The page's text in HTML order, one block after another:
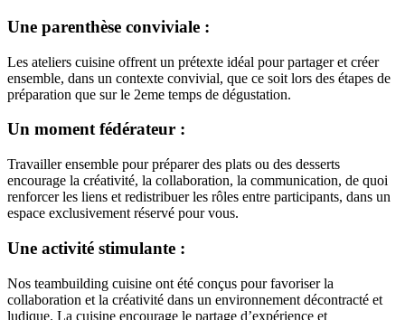
Une parenthèse conviviale :
Les ateliers cuisine offrent un prétexte idéal pour partager et créer
ensemble, dans un contexte convivial, que ce soit lors des étapes de
préparation que sur le 2eme temps de dégustation.
Un moment fédérateur :
Travailler ensemble pour préparer des plats ou des desserts
encourage la créativité, la collaboration, la communication, de quoi
renforcer les liens et redistribuer les rôles entre participants, dans un
espace exclusivement réservé pour vous.
Une activité stimulante :
Nos teambuilding cuisine ont été conçus pour favoriser la
collaboration et la créativité dans un environnement décontracté et
ludique. La cuisine encourage le partage d’expérience et